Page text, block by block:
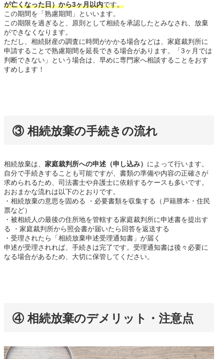
が亡くなった日）から3ヶ月以内です。
この期間を「熟慮期間」といいます。
この期限を過ぎると、原則として相続を承認したとみなされ、放棄
ができなくなります。
ただし、相続財産の調査に時間がかかる場合などは、家庭裁判所に
申請することで熟慮期間を延長できる場合があります。「3ヶ月では
判断できない」という場合は、早めに専門家へ相談することをおす
すめします！
③ 相続放棄の手続きの流れ
相続放棄は、 家庭裁判所への申述（申し込み） によって行います。
自分で手続きすることも可能ですが、書類の準備や内容の正確さが
求められるため、司法書士や弁護士に依頼するケースも多いです。
おおまかな流れは以下のとおりです。
・相続放棄の意思を固める ・必要書類を収集する（戸籍謄本・住民
票など）
・被相続人の最後の住所地を管轄する家庭裁判所に申述書を提出す
る ・家庭裁判所から照会書が届いたら回答を返送する
・受理されたら「相続放棄申述受理通知書」が届く
申述が受理されれば、手続きは完了です。受理通知書は後々必要に
なる場合があるため、大切に保管してください。
④ 相続放棄のデメリット・注意点